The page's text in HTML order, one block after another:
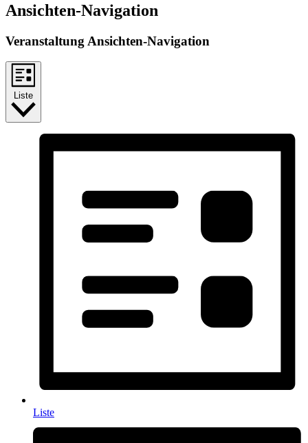
Ansichten-Navigation
Veranstaltung Ansichten-Navigation
Liste
Liste